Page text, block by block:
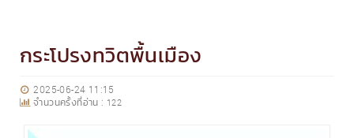
กระโปรงทวิตพื้นเมือง
2025-06-24 11:15
จำนวนครั้งที่อ่าน : 122